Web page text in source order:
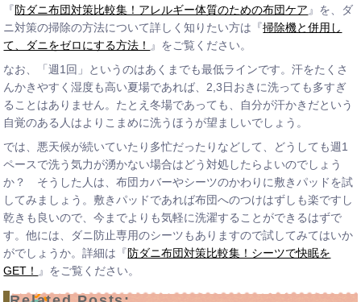
『防ダニ布団対策比較集！アレルギー体質のための布団ケア』を、ダ
ニ対策の掃除の方法について詳しく知りたい方は『掃除機と併用し
て、ダニをゼロにする方法！ 』をご覧ください。
なお、「週1回」というのはあくまでも最低ラインです。汗をたくさ
んかきやすく湿度も高い夏場であれば、2,3日おきに洗っても多すぎ
ることはありません。たとえ冬場であっても、自分が汗かきだという
自覚のある人はよりこまめに洗うほうが望ましいでしょう。
では、悪天候が続いていたり多忙だったりなどして、どうしても週1
ペースで洗う気力が湧かない場合はどう対処したらよいのでしょう
か？ そうした人は、布団カバーやシーツのかわりに敷きパッドを試
してみましょう。敷きパッドであれば布団へのつけはずしも楽ですし
乾きも良いので、今までよりも気軽に洗濯することができるはずで
す。他には、ダニ防止専用のシーツもありますので試してみてはいか
がでしょうか。詳細は『防ダニ布団対策比較集！シーツで快眠を
GET！ 』をご覧ください。